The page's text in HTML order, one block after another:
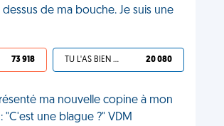
de ma bouche. Je suis une
73 918 TU L'AS BIEN MÉRITÉ 20 080
ma nouvelle copine à mon
"C'est une blague ?" VDM